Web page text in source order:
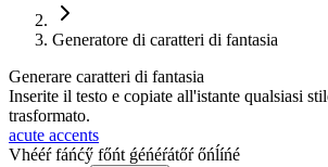
Generatore di caratteri di fantasia
Generare caratteri di fantasia
Inserite il testo e copiate all'istante qualsiasi
trasformato.
acute accents
Vhééŕ fáńćӳ főńt ǵéńéŕátőŕ őńĺíńé